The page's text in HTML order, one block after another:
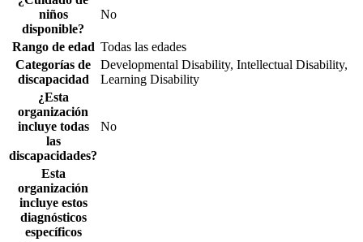
niños
disponible?
No
Rango de edad Todas las edades
Categorías de
discapacidad
Developmental Disability, Intellectual Disability,
Learning Disability
¿Esta
organización
incluye todas
las
discapacidades?
No
Esta
organización
incluye estos
diagnósticos
específicos